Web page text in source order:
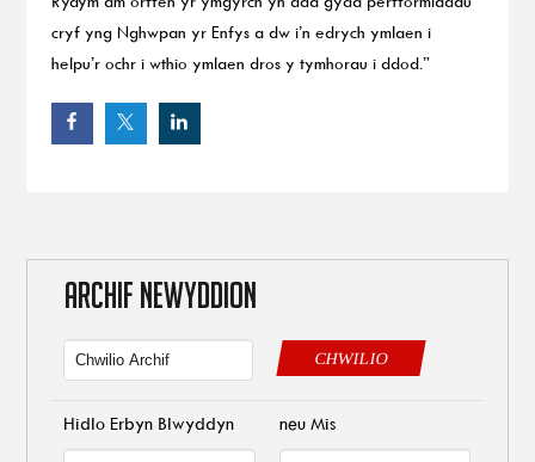
cryf yng Nghwpan yr Enfys a dw i’n edrych ymlaen i
helpu’r ochr i wthio ymlaen dros y tymhorau i ddod.”
ARCHIF NEWYDDION
CHWILIO
Hidlo Erbyn Blwyddyn neu Mis